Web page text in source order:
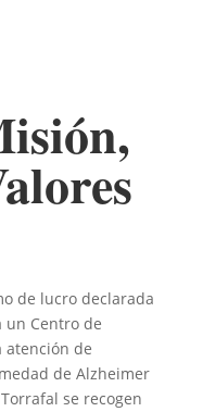
de lucro declarada
Centro de
atención de
de Alzheimer
se recogen